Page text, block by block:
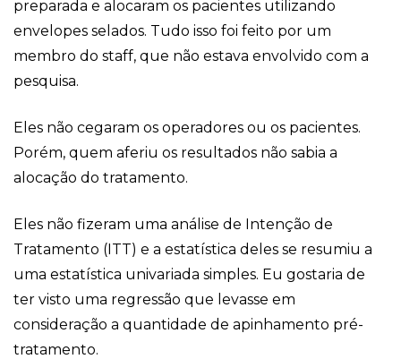
preparada e alocaram os pacientes utilizando
envelopes selados. Tudo isso foi feito por um
membro do staff, que não estava envolvido com a
pesquisa.
Eles não cegaram os operadores ou os pacientes.
Porém, quem aferiu os resultados não sabia a
alocação do tratamento.
Eles não fizeram uma análise de Intenção de
Tratamento (ITT) e a estatística deles se resumiu a
uma estatística univariada simples. Eu gostaria de
ter visto uma regressão que levasse em
consideração a quantidade de apinhamento pré-
tratamento.